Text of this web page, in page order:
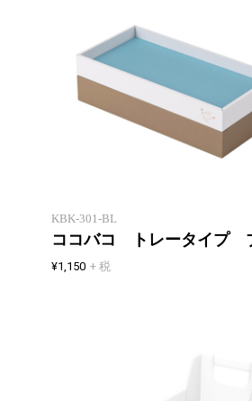
KBK-301-BL
ココバコ トレータイプ
¥1,150 + 税